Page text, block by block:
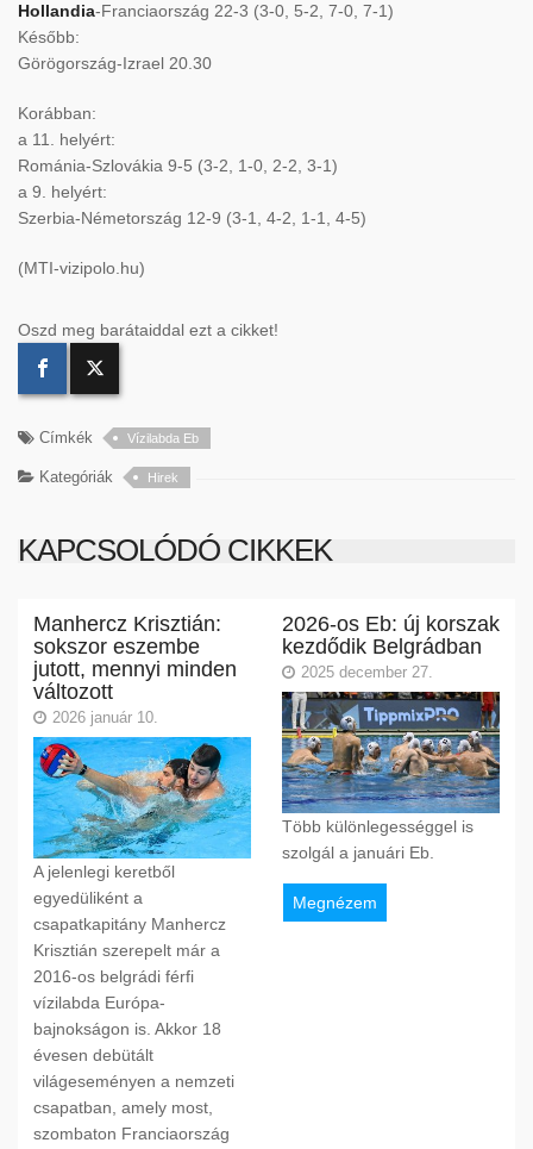
Hollandia-Franciaország 22-3 (3-0, 5-2, 7-0, 7-1)
Később:
Görögország-Izrael 20.30
Korábban:
a 11. helyért:
Románia-Szlovákia 9-5 (3-2, 1-0, 2-2, 3-1)
a 9. helyért:
Szerbia-Németország 12-9 (3-1, 4-2, 1-1, 4-5)
(MTI-vizipolo.hu)
Oszd meg barátaiddal ezt a cikket!
Címkék Vízilabda Eb
Kategóriák Hirek
KAPCSOLÓDÓ CIKKEK
Manhercz Krisztián:
sokszor eszembe
jutott, mennyi minden
változott
2026 január 10.
A jelenlegi keretből
egyedüliként a
csapatkapitány Manhercz
Krisztián szerepelt már a
2016-os belgrádi férfi
vízilabda Európa-
bajnokságon is. Akkor 18
évesen debütált
világeseményen a nemzeti
csapatban, amely most,
szombaton Franciaország
2026-os Eb: új korszak
kezdődik Belgrádban
2025 december 27.
Több különlegességgel is
szolgál a januári Eb.
Megnézem